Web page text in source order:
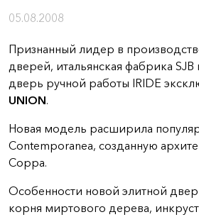
05.08.2008
Признанный лидер в
дверей, итальянская фабрика
дверь ручной работы IRIDE
UNION.
Новая модель расширила
Contemporanea, созданную
Coppa.
Особенности новой элитной
корня миртового дерева,